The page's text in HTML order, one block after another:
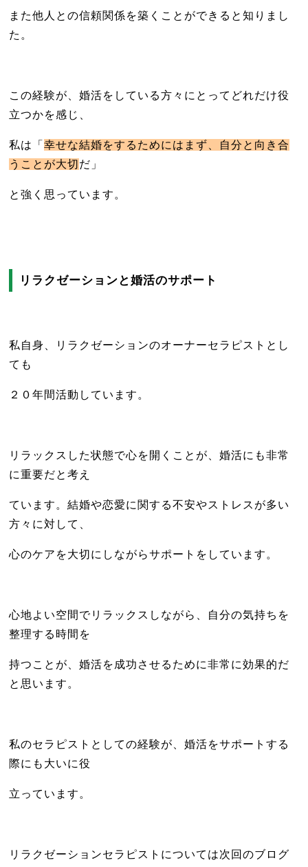
また他人との信頼関係を築くことができると知りまし
た。
この経験が、婚活をしている方々にとってどれだけ役
立つかを感じ、
私は「幸せな結婚をするためにはまず、自分と向き合
うことが大切だ」
と強く思っています。
リラクゼーションと婚活のサポート
私自身、リラクゼーションのオーナーセラピストとし
ても
２０年間活動しています。
リラックスした状態で心を開くことが、婚活にも非常
に重要だと考え
ています。結婚や恋愛に関する不安やストレスが多い
方々に対して、
心のケアを大切にしながらサポートをしています。
心地よい空間でリラックスしながら、自分の気持ちを
整理する時間を
持つことが、婚活を成功させるために非常に効果的だ
と思います。
私のセラピストとしての経験が、婚活をサポートする
際にも大いに役
立っています。
リラクゼーションセラピストについては次回のブログ